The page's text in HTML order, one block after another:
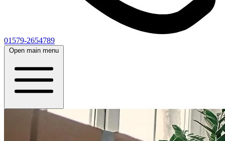
01579-2654789
Open main menu